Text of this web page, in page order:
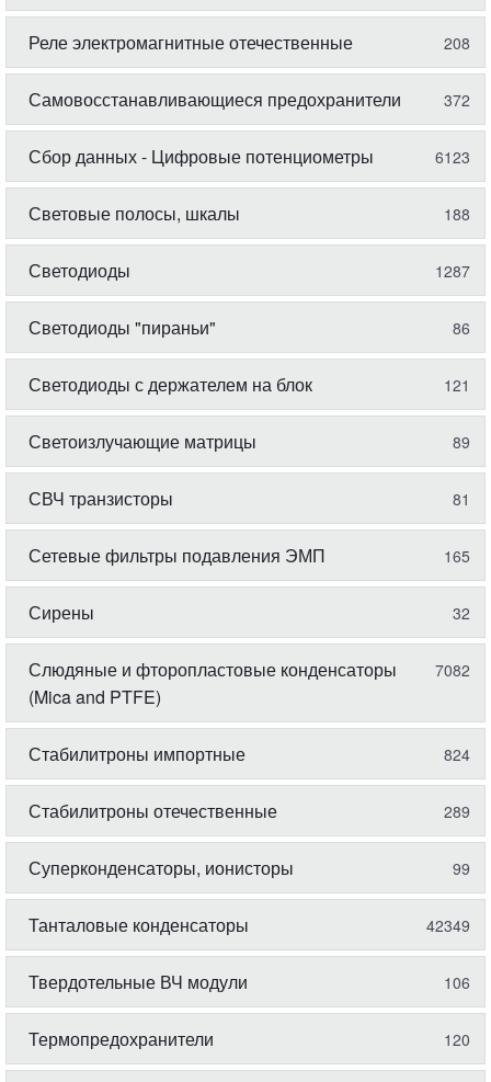
Реле электромагнитные отечественные 208
Самовосстанавливающиеся предохранители 372
Сбор данных - Цифровые потенциометры 6123
Световые полосы, шкалы 188
Светодиоды 1287
Светодиоды "пираньи" 86
Светодиоды с держателем на блок 121
Светоизлучающие матрицы 89
СВЧ транзисторы 81
Сетевые фильтры подавления ЭМП 165
Сирены 32
Слюдяные и фторопластовые конденсаторы
(Mica and PTFE)
7082
Стабилитроны импортные 824
Стабилитроны отечественные 289
Суперконденсаторы, ионисторы 99
Танталовые конденсаторы 42349
Твердотельные ВЧ модули 106
Термопредохранители 120